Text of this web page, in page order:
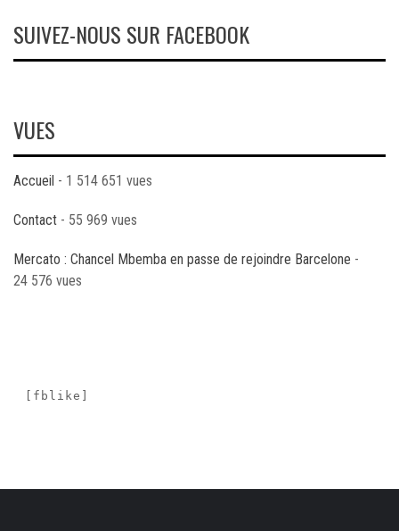
SUIVEZ-NOUS SUR FACEBOOK
VUES
Accueil - 1 514 651 vues
Contact - 55 969 vues
Mercato : Chancel Mbemba en passe de rejoindre Barcelone -
24 576 vues
[fblike]